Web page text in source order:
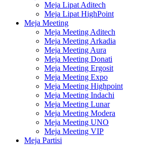
Meja Lipat Aditech
Meja Lipat HighPoint
Meja Meeting
Meja Meeting Aditech
Meja Meeting Arkadia
Meja Meeting Aura
Meja Meeting Donati
Meja Meeting Ergosit
Meja Meeting Expo
Meja Meeting Highpoint
Meja Meeting Indachi
Meja Meeting Lunar
Meja Meeting Modera
Meja Meeting UNO
Meja Meeting VIP
Meja Partisi